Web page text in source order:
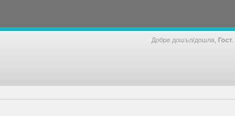
Добре дошъл/дошла, Гост